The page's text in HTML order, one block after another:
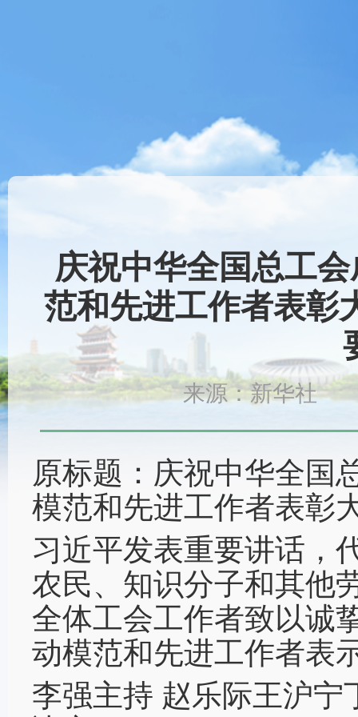
庆祝中华全国总工
范和先进工作者表彰
来源：新华社
原标题：庆祝中华全国
模范和先进工作者表彰
习近平发表重要讲话，
农民、知识分子和其他
全体工会工作者致以诚
动模范和先进工作者表
李强主持 赵乐际王沪宁